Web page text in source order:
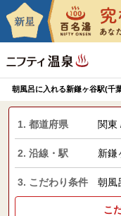
朝風呂に入れる新鎌ヶ谷駅(千
1. 都道府県 関東
2. 沿線・駅 新鎌
3. こだわり条件 朝風
こ